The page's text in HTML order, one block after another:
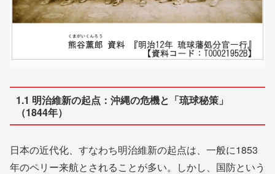
1.1 明治維新の起点：沖縄の危機と「琉球秘策」
（1844年）
日本の近代化、すなわち明治維新の起点は、一般に1853
年のペリー来航とされることが多い。しかし、国防という